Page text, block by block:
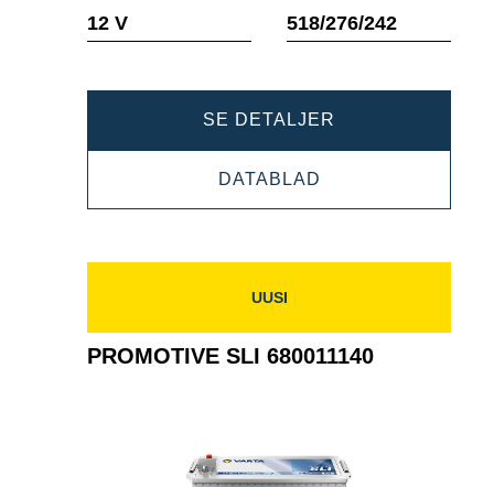
12 V 518/276/242
SE DETALJER
SLI
DATABLAD
SLI
UUSI
PROMOTIVE SLI 680011140